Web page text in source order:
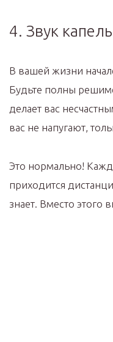
4. Звук
В вашей жизни
Будьте полны
делает вас
вас не напугают,
Это нормально!
приходится
знает. Вместо этого